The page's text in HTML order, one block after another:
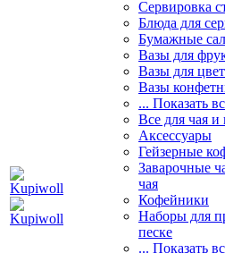
Сервировка
Блюда для
Бумажные
Вазы для
Вазы для
Вазы
... Показать
Все для чая и
Аксессуары
Гейзерные
Заварочные
чая
Кофейники
Наборы для
песке
... Показать